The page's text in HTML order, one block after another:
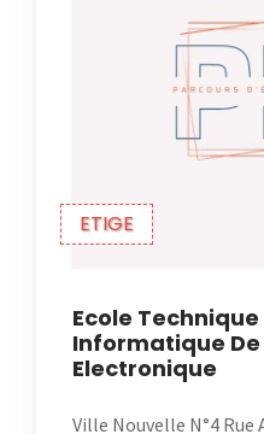
ETIGE
Ecole Technique
Informatique De
Electronique
Ville Nouvelle N°4 Rue